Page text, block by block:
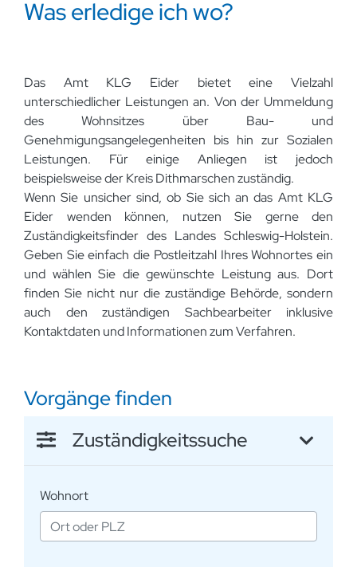
Was erledige ich wo?
Das Amt KLG Eider bietet eine Vielzahl
unterschiedlicher Leistungen an. Von der Ummeldung
des Wohnsitzes über Bau- und
Genehmigungsangelegenheiten bis hin zur Sozialen
Leistungen. Für einige Anliegen ist jedoch
beispielsweise der Kreis Dithmarschen zuständig.
Wenn Sie unsicher sind, ob Sie sich an das Amt KLG
Eider wenden können, nutzen Sie gerne den
Zuständigkeitsfinder des Landes Schleswig-Holstein.
Geben Sie einfach die Postleitzahl Ihres Wohnortes ein
und wählen Sie die gewünschte Leistung aus. Dort
finden Sie nicht nur die zuständige Behörde, sondern
auch den zuständigen Sachbearbeiter inklusive
Kontaktdaten und Informationen zum Verfahren.
Vorgänge finden
Zuständigkeitssuche
Wohnort